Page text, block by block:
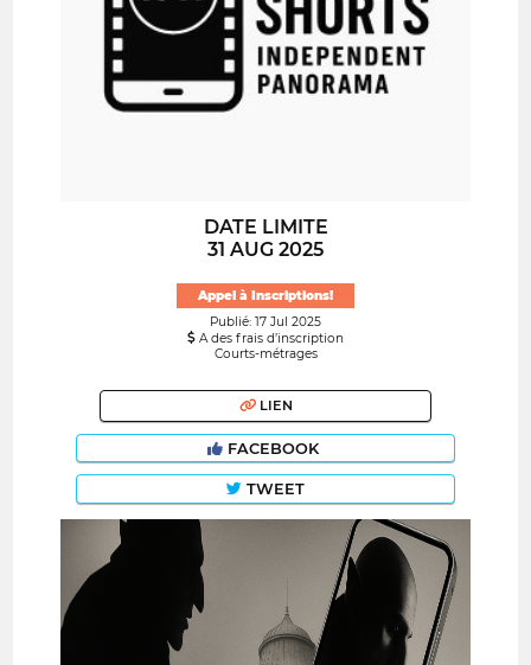
DATE LIMITE
31 AUG 2025
Appel à Inscriptions!
Publié: 17 Jul 2025
A des frais d’inscription
Courts-métrages
LIEN
FACEBOOK
TWEET